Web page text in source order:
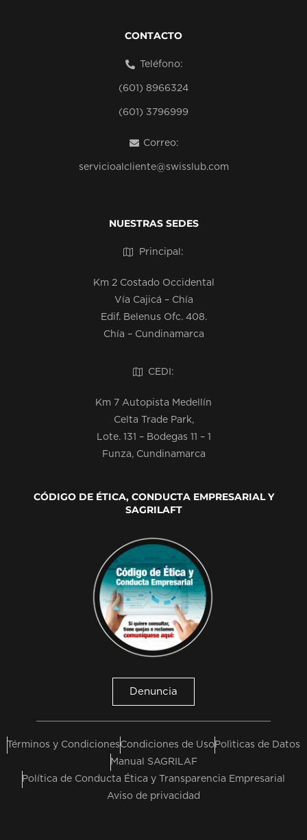
CONTACTO
Teléfono:
(601) 8966324
(601) 3796999
Correo:
servicioalcliente@swisslub.com
NUESTRAS SEDES
Principal:
Km 2 Costado Occidental
Vía Cajicá – Chía
Edif. Belenus Ofc. 408.
Chía – Cundinamarca
CEDI:
Km 7 Autopista Medellín
Celta Trade Park,
Lote. 131 – Bodegas 11 – 1
Funza, Cundinamarca
CÓDIGO DE ÉTICA, CONDUCTA EMPRESARIAL Y
SAGRILAFT
Denuncia
Términos y CondicionesCondiciones de UsoPolìticas de Datos
Manual SAGRILAF
Política de Conducta Ética y Transparencia Empresarial
Aviso de privacidad